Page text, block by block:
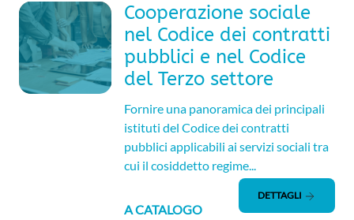
Cooperazione sociale
nel Codice dei contratti
pubblici e nel Codice
del Terzo settore
Fornire una panoramica dei principali
istituti del Codice dei contratti
pubblici applicabili ai servizi sociali tra
cui il cosiddetto regime...
A CATALOGO
DETTAGLI